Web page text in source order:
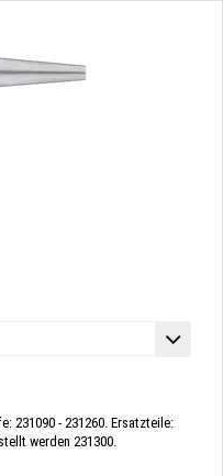
231090 - 231260. Ersatzteile:
werden 231300.